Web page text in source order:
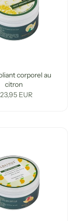
corporel au
citron
de vente
EUR
panier